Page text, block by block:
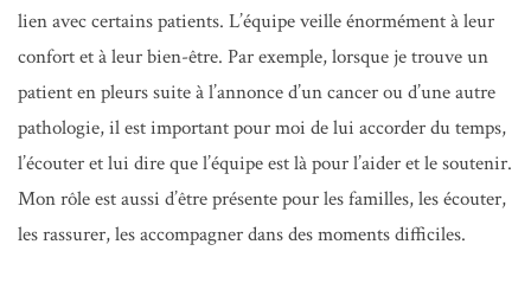
lien avec certains patients. L’équipe veille énormément à leur
confort et à leur bien-être. Par exemple, lorsque je trouve un
patient en pleurs suite à l’annonce d’un cancer ou d’une autre
pathologie, il est important pour moi de lui accorder du temps,
l’écouter et lui dire que l’équipe est là pour l’aider et le soutenir.
Mon rôle est aussi d’être présente pour les familles, les écouter,
les rassurer, les accompagner dans des moments difficiles.